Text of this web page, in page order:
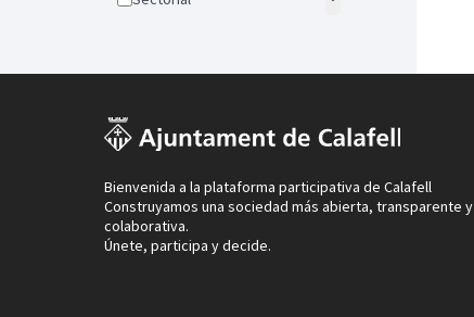
Bienvenida a la plataforma participativa de Calafell
Construyamos una sociedad más abierta, transparente y
colaborativa.
Únete, participa y decide.